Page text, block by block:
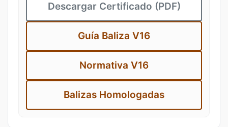
Descargar Certificado (PDF)
Guía Baliza V16
Normativa V16
Balizas Homologadas